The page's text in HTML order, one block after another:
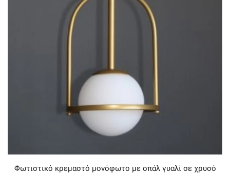
Φωτιστικό κρεμαστό μονόφωτο με οπάλ γυαλί σε χρυσό